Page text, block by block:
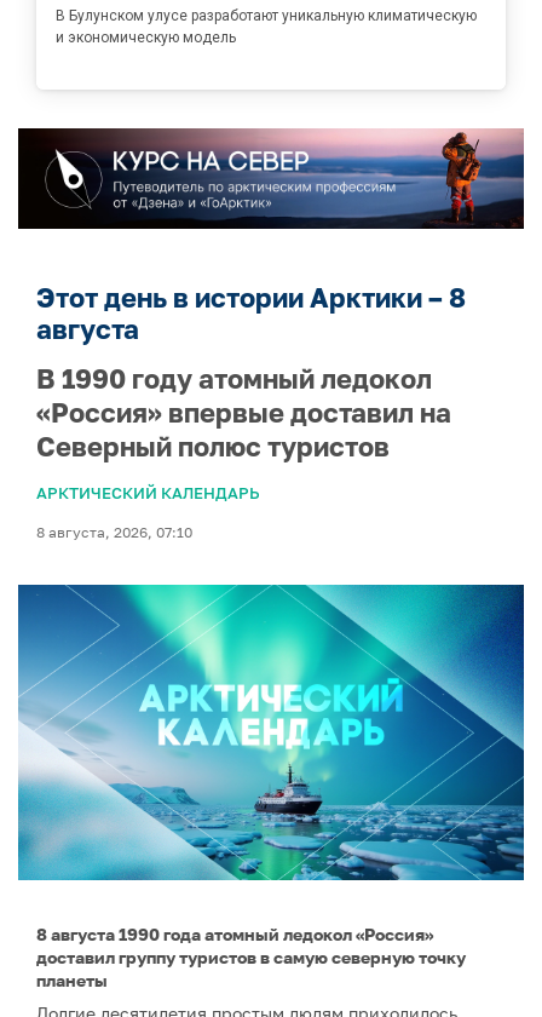
В Булунском улусе разработают уникальную климатическую
и экономическую модель
Этот день в истории Арктики – 8
августа
В 1990 году атомный ледокол
«Россия» впервые доставил на
Северный полюс туристов
АРКТИЧЕСКИЙ КАЛЕНДАРЬ
8 августа, 2026, 07:10
8 августа 1990 года атомный ледокол «Россия»
доставил группу туристов в самую северную точку
планеты